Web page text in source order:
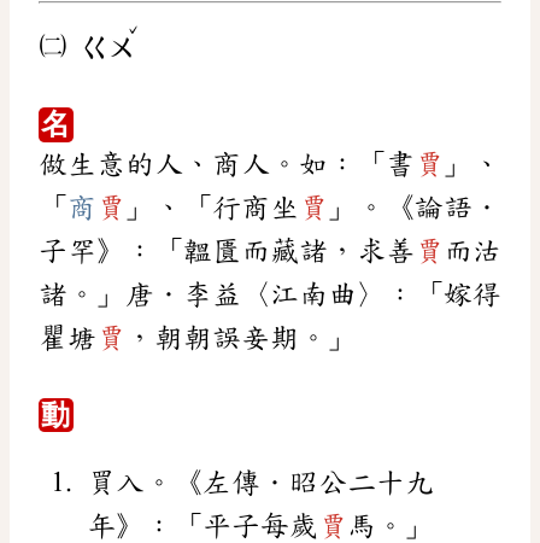
㈡ ㄍㄨ
ˇ
名
做生意的人、商人。如：「書 賈 」、
「 商 賈 」、「行商坐 賈 」。《論語．
子罕》：「韞匱而藏諸，求善 賈 而沽
諸。」唐．李益〈江南曲〉：「嫁得
瞿塘 賈 ，朝朝誤妾期。」
動
買入。《左傳．昭公二十九
年》：「平子每歲 賈 馬。」